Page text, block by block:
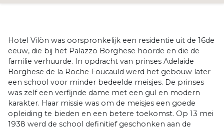
Hotel Vilòn was oorspronkelijk een residentie uit de 16de
eeuw, die bij het Palazzo Borghese hoorde en die de
familie verhuurde. In opdracht van prinses Adelaide
Borghese de la Roche Foucauld werd het gebouw later
een school voor minder bedeelde meisjes. De prinses
was zelf een verfijnde dame met een gul en modern
karakter. Haar missie was om de meisjes een goede
opleiding te bieden en een betere toekomst. Op 13 mei
1938 werd de school definitief geschonken aan de